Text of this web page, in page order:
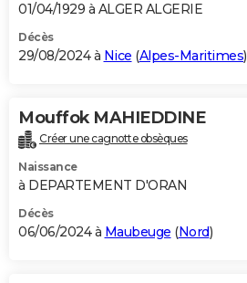
01/04/1929 à ALGER ALGERIE
Décès
29/08/2024 à Nice (Alpes-Maritimes)
Mouffok MAHIEDDINE
Créer une cagnotte obsèques
Naissance
à DEPARTEMENT D'ORAN
Décès
06/06/2024 à Maubeuge (Nord)